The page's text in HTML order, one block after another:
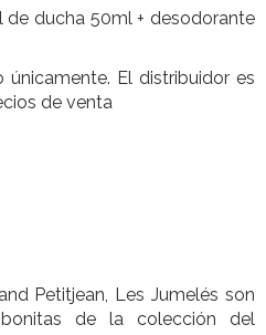
de ducha 50ml + desodorante
El distribuidor es
de venta
Petitjean, Les Jumelés son
de la colección del